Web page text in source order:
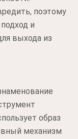
поэтому
и
выхода из
образ
механизм